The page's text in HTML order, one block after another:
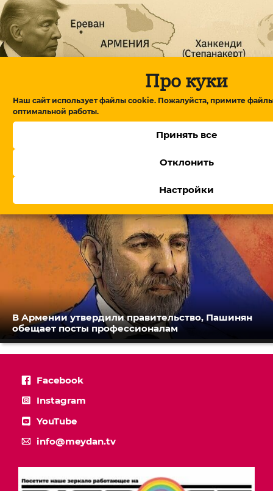
Про куки
Наш сайт использует файлы cookie. Пожалуйста, примите
оптимальной работы.
Принять все
Отклонить
Настройки
Глава американского фонда TRIPP+ на
переговорах в Армении: детали обсуждений
В Армении утвердили правительство, Пашинян
обещает посты профессионалам
Facebook
Instagram
YouTube
info@meydan.tv